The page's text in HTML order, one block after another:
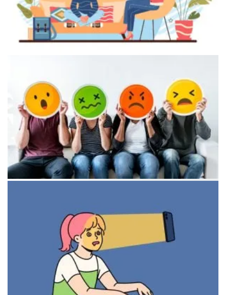
Иллюстрация концепции руминации
Женщина в кафе слушает друга, проявляя сочувствие